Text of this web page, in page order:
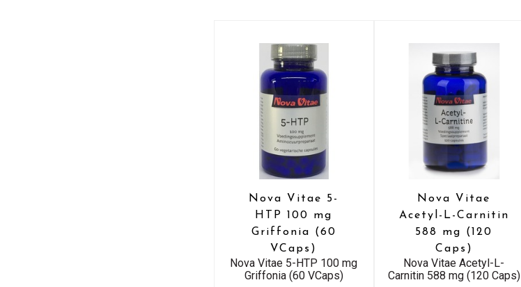
Nova Vitae 5-
HTP 100 mg
Griffonia (60
VCaps)
Nova Vitae 5-HTP 100 mg
Griffonia (60 VCaps)
Nova Vitae
Acetyl-L-Carnitin
588 mg (120
Caps)
Nova Vitae Acetyl-L-
Carnitin 588 mg (120 Caps)